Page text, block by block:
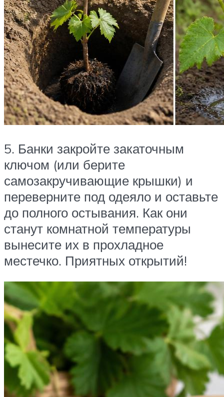
5. Банки закройте закаточным
ключом (или берите
самозакручивающие крышки) и
переверните под одеяло и оставьте
до полного остывания. Как они
станут комнатной температуры
вынесите их в прохладное
местечко. Приятных открытий!